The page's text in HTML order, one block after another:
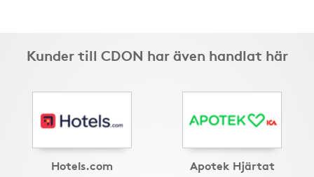
Kunder till CDON har även handlat här
Hotels.com Apotek Hjärtat